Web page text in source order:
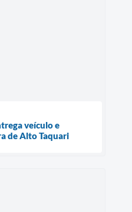
veículo e
de Alto Taquari